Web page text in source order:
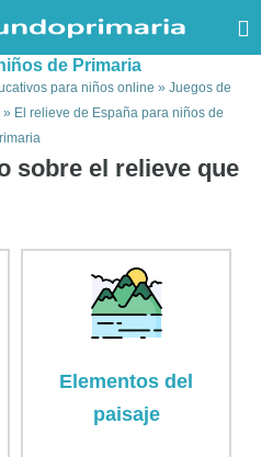
de Primaria
para niños online » Juegos de
» El relieve de España para niños de
sobre el relieve que
Elementos del
paisaje